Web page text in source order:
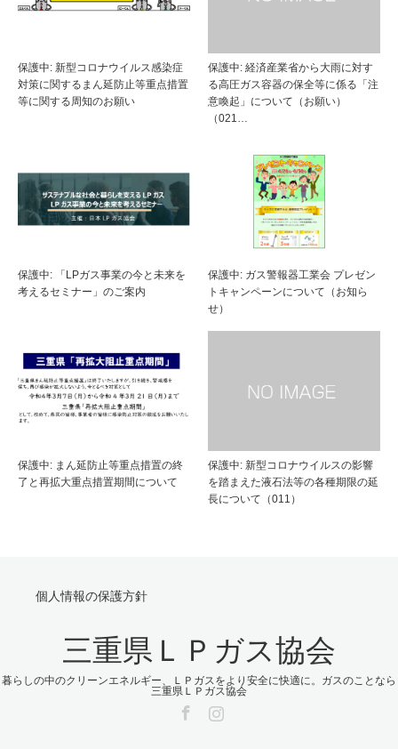
保護中: 新型コロナウイルス感染症
対策に関するまん延防止等重点措置
等に関する周知のお願い
保護中: 経済産業省から大雨に対す
る高圧ガス容器の保全等に係る「注
意喚起」について（お願い）
（021…
保護中: 「LPガス事業の今と未来を
考えるセミナー」のご案内
保護中: ガス警報器工業会 プレゼン
トキャンペーンについて（お知ら
せ）
保護中: まん延防止等重点措置の終
了と再拡大重点措置期間について
保護中: 新型コロナウイルスの影響
を踏まえた液石法等の各種期限の延
長について（011）
個人情報の保護方針
三重県ＬＰガス協会
暮らしの中のクリーンエネルギー、ＬＰガスをより安全に快適に。ガスのことなら
三重県ＬＰガス協会